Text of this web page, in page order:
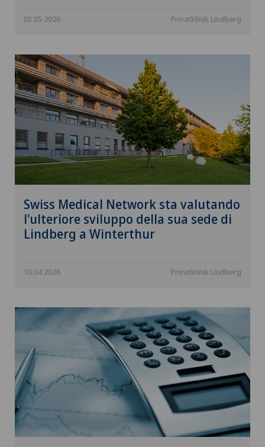
05.05.2026 Privatklinik Lindberg
Swiss Medical Network sta valutando
l'ulteriore sviluppo della sua sede di
Lindberg a Winterthur
10.04.2026 Privatklinik Lindberg